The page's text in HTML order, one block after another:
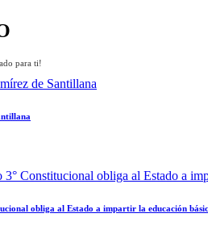
para ti!
obliga al Estado a impartir la educación